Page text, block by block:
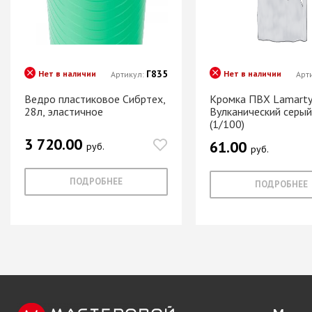
Система
Система
Система
АЛКОМ
Система
легкая
Уплотнители
+ еще 0
Освещение для
Ведро пластиковое Сибртех,
28л, эластичное
Нет в наличии
3 720.00 руб.
ПОДРОБНЕЕ
Артикул: Г835
Кромка ПВХ
Вулканический
(1/100)
Нет в наличии
61.00руб.
ПОДРОБНЕЕ